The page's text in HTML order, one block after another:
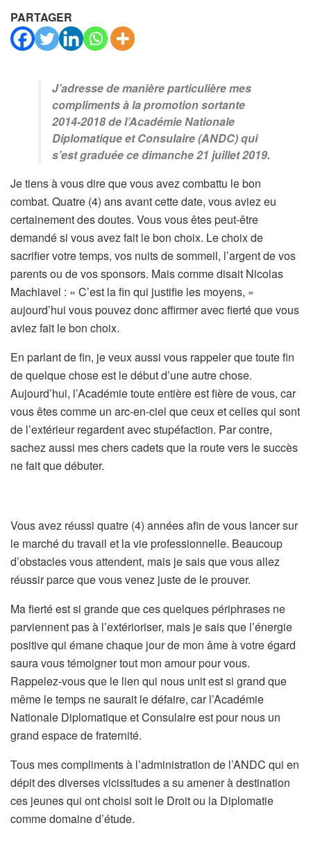
PARTAGER
J’adresse de manière particulière mes
compliments à la promotion sortante
2014-2018 de l’Académie Nationale
Diplomatique et Consulaire (ANDC) qui
s’est graduée ce dimanche 21 juillet 2019.
Je tiens à vous dire que vous avez combattu le bon
combat. Quatre (4) ans avant cette date, vous aviez eu
certainement des doutes. Vous vous êtes peut-être
demandé si vous avez fait le bon choix. Le choix de
sacrifier votre temps, vos nuits de sommeil, l’argent de vos
parents ou de vos sponsors. Mais comme disait Nicolas
Machiavel : « C’est la fin qui justifie les moyens, »
aujourd’hui vous pouvez donc affirmer avec fierté que vous
aviez fait le bon choix.
En parlant de fin, je veux aussi vous rappeler que toute fin
de quelque chose est le début d’une autre chose.
Aujourd’hui, l’Académie toute entière est fière de vous, car
vous êtes comme un arc-en-ciel que ceux et celles qui sont
de l’extérieur regardent avec stupéfaction. Par contre,
sachez aussi mes chers cadets que la route vers le succès
ne fait que débuter.
Vous avez réussi quatre (4) années afin de vous lancer sur
le marché du travail et la vie professionnelle. Beaucoup
d’obstacles vous attendent, mais je sais que vous allez
réussir parce que vous venez juste de le prouver.
Ma fierté est si grande que ces quelques périphrases ne
parviennent pas à l’extérioriser, mais je sais que l’énergie
positive qui émane chaque jour de mon âme à votre égard
saura vous témoigner tout mon amour pour vous.
Rappelez-vous que le lien qui nous unit est si grand que
même le temps ne saurait le défaire, car l’Académie
Nationale Diplomatique et Consulaire est pour nous un
grand espace de fraternité.
Tous mes compliments à l’administration de l’ANDC qui en
dépit des diverses vicissitudes a su amener à destination
ces jeunes qui ont choisi soit le Droit ou la Diplomatie
comme domaine d’étude.